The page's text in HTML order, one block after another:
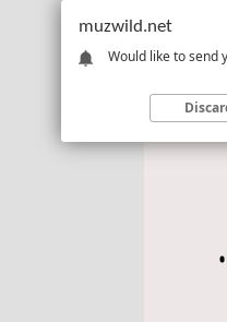
muzwild.net
Would like to send